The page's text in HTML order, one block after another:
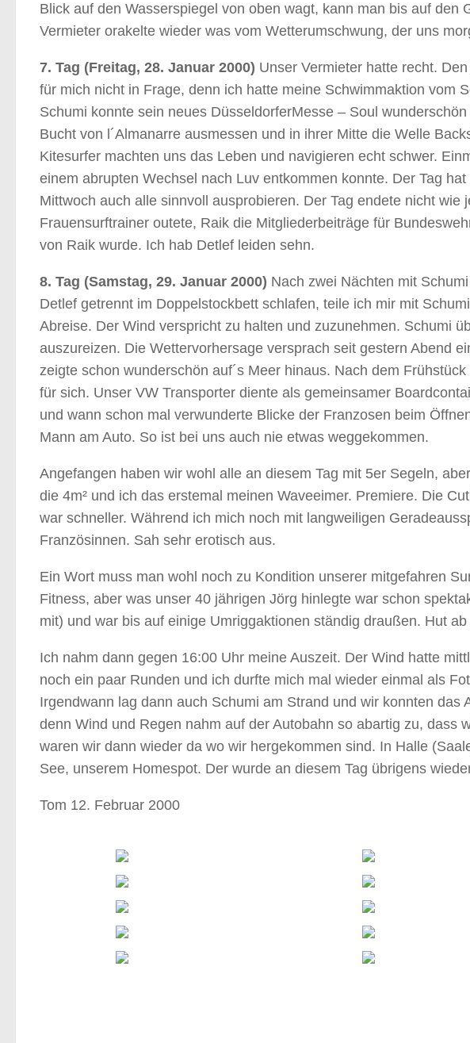
Blick auf den Wasserspiegel von oben wagt, kann man bis auf
Vermieter orakelte wieder was vom Wetterumschwung, der uns
7. Tag (Freitag, 28. Januar 2000) Unser Vermieter hatte recht.
für mich nicht in Frage, denn ich hatte meine Schwimmaktion vom
Schumi konnte sein neues DüsseldorferMesse – Soul
Bucht von l´Almanarre ausmessen und in ihrer Mitte die Welle
Kitesurfer machten uns das Leben und navigieren echt schwer.
einem abrupten Wechsel nach Luv entkommen konnte. Der Tag
Mittwoch auch alle sinnvoll ausprobieren. Der Tag endete nicht
Frauensurftrainer outete, Raik die Mitgliederbeiträge für
von Raik wurde. Ich hab Detlef leiden sehn.
8. Tag (Samstag, 29. Januar 2000) Nach zwei Nächten mit
Detlef getrennt im Doppelstockbett schlafen, teile ich mir mit
Abreise. Der Wind verspricht zu halten und zuzunehmen. Schumi
auszureizen. Die Wettervorhersage versprach seit gestern Abend
zeigte schon wunderschön auf´s Meer hinaus. Nach dem
für sich. Unser VW Transporter diente als gemeinsamer
und wann schon mal verwunderte Blicke der Franzosen beim
Mann am Auto. So ist bei uns auch nie etwas weggekommen.
Angefangen haben wir wohl alle an diesem Tag mit 5er Segeln,
die 4m² und ich das erstemal meinen Waveeimer. Premiere. Die
war schneller. Während ich mich noch mit langweiligen
Französinnen. Sah sehr erotisch aus.
Ein Wort muss man wohl noch zu Kondition unserer mitgefahren
Fitness, aber was unser 40 jährigen Jörg hinlegte war schon
mit) und war bis auf einige Umriggaktionen ständig draußen. Hut
Ich nahm dann gegen 16:00 Uhr meine Auszeit. Der Wind hatte
noch ein paar Runden und ich durfte mich mal wieder einmal als
Irgendwann lag dann auch Schumi am Strand und wir konnten
denn Wind und Regen nahm auf der Autobahn so abartig zu, dass
waren wir dann wieder da wo wir hergekommen sind. In Halle
See, unserem Homespot. Der wurde an diesem Tag übrigens
Tom 12. Februar 2000